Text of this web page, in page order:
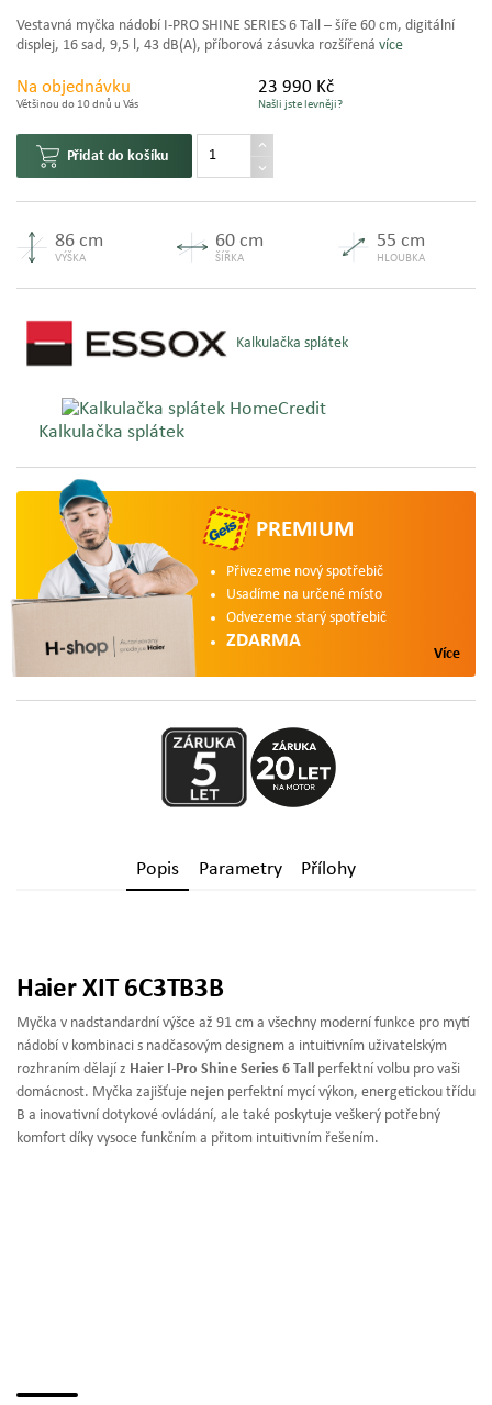
Vestavná myčka nádobí I-PRO SHINE SERIES 6 Tall – šíře 60 cm, digitální
displej, 16 sad, 9,5 l, 43 dB(A), příborová zásuvka rozšířená více
Na objednávku
Většinou do 10 dnů u Vás
23 990 Kč
Našli jste levněji?
Přidat do košíku
86 cm
VÝŠKA
60 cm
ŠÍŘKA
55 cm
HLOUBKA
Kalkulačka splátek
Kalkulačka splátek
PREMIUM
Přivezeme nový spotřebič
Usadíme na určené místo
Odvezeme starý spotřebič
ZDARMA
Více
Popis Parametry Přílohy
Haier XIT 6C3TB3B
Myčka v nadstandardní výšce až 91 cm a všechny moderní funkce pro mytí
nádobí v kombinaci s nadčasovým designem a intuitivním uživatelským
rozhraním dělají z Haier I-Pro Shine Series 6 Tall perfektní volbu pro vaši
domácnost. Myčka zajišťuje nejen perfektní mycí výkon, energetickou třídu
B a inovativní dotykové ovládání, ale také poskytuje veškerý potřebný
komfort díky vysoce funkčním a přitom intuitivním řešením.